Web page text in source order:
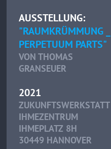
AUSSTELLUNG:
"RAUMKRÜMMUNG _
PERPETUUM PARTS"
VON THOMAS
GRANSEUER
2021
ZUKUNFTSWERKSTATT
IHMEZENTRUM
IHMEPLATZ 8H
30449 HANNOVER